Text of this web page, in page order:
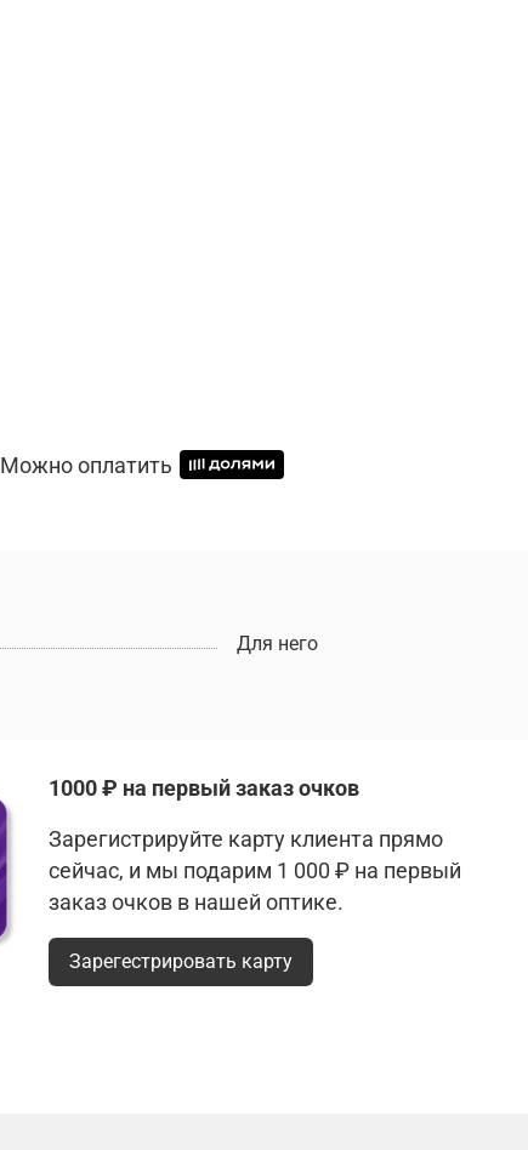
Можно оплатить
Для него
1000 ₽ на первый заказ очков
Зарегистрируйте карту клиента прямо
сейчас, и мы подарим 1 000 ₽ на первый
заказ очков в нашей оптике.
Зарегестрировать карту